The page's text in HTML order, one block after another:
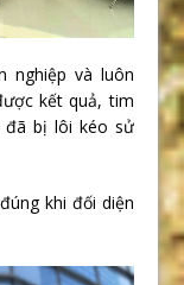
nghiệp và luôn
kết quả, tim
bị lôi kéo sử
khi đối diện